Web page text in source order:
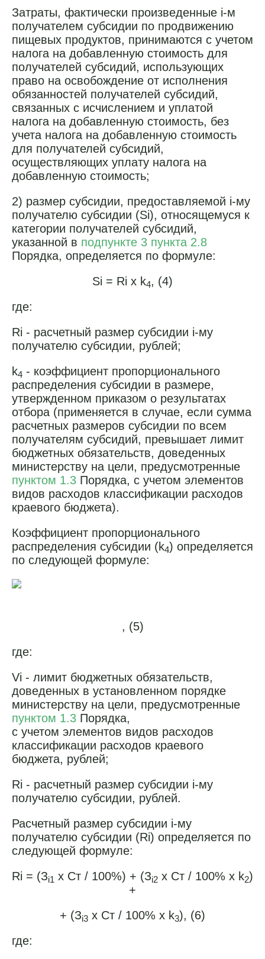
Затраты, фактически произведенные i-м
получателем субсидии по продвижению
пищевых продуктов, принимаются с учетом
налога на добавленную стоимость для
получателей субсидий, использующих
право на освобождение от исполнения
обязанностей получателей субсидий,
связанных с исчислением и уплатой
налога на добавленную стоимость, без
учета налога на добавленную стоимость
для получателей субсидий,
осуществляющих уплату налога на
добавленную стоимость;
2) размер субсидии, предоставляемой i-му
получателю субсидии (Si), относящемуся к
категории получателей субсидий,
указанной в подпункте 3 пункта 2.8
Порядка, определяется по формуле:
Si = Ri x k4, (4)
где:
Ri - расчетный размер субсидии i-му
получателю субсидии, рублей;
k4 - коэффициент пропорционального
распределения субсидии в размере,
утвержденном приказом о результатах
отбора (применяется в случае, если сумма
расчетных размеров субсидии по всем
получателям субсидий, превышает лимит
бюджетных обязательств, доведенных
министерству на цели, предусмотренные
пунктом 1.3 Порядка, с учетом элементов
видов расходов классификации расходов
краевого бюджета).
Коэффициент пропорционального
распределения субсидии (k4) определяется
по следующей формуле:
, (5)
где:
Vi - лимит бюджетных обязательств,
доведенных в установленном порядке
министерству на цели, предусмотренные
пунктом 1.3 Порядка,
с учетом элементов видов расходов
классификации расходов краевого
бюджета, рублей;
Ri - расчетный размер субсидии i-му
получателю субсидии, рублей.
Расчетный размер субсидии i-му
получателю субсидии (Ri) определяется по
следующей формуле:
Ri = (Зi1 x Ст / 100%) + (Зi2 x Ст / 100% x k2)
+
+ (Зi3 x Ст / 100% x k3), (6)
где: